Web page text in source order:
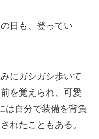
日も、登ってい
にガシガシ歩いて
を覚えられ、可愛
は自分で装備を背負
れたこともある。